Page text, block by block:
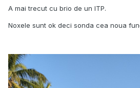
A mai trecut cu brio de un ITP.
Noxele sunt ok deci sonda cea noua